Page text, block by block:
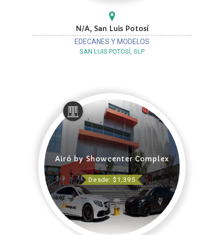
N/A, San Luis Potosí
EDECANES Y MODELOS
SAN LUIS POTOSÍ, SLP
Airó by Showcenter Complex
Desde: $1,395